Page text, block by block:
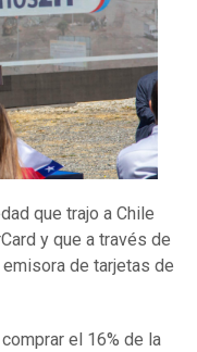
que trajo a Chile
y que a través de
de tarjetas de
el 16% de la